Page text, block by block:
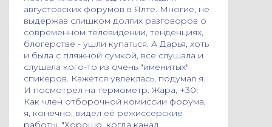
августовских форумов в Ялте. Многие, не
выдержав слишком долгих разговоров о
современном телевидении, тенденциях,
блогерстве - ушли купаться. А Дарья, хоть
и была с пляжной сумкой, все слушала и
слушала кого-то из очень "именитых"
спикеров. Кажется увлеклась, подумал я.
И посмотрел на термометр. Жара, +30!
Как член отборочной комиссии форума,
я, конечно, видел её режиссерские
работы. "Хорошо, когда канал